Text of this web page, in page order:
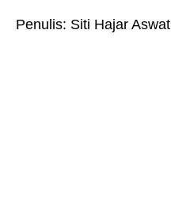
Penulis: Siti Hajar Aswat